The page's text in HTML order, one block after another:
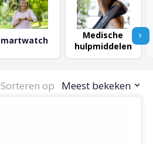
Medische
hulpmiddelen
›
Sorteren op Meest bekeken